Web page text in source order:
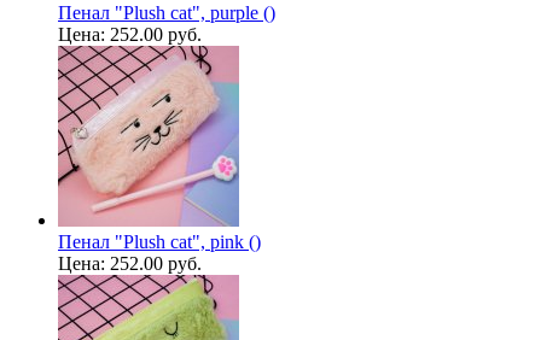
Пенал "Plush cat", purple ()
Цена: 252.00 руб.
Пенал "Plush cat", pink ()
Цена: 252.00 руб.